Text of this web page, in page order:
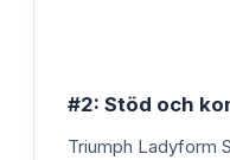
#2: Stöd och
Triumph Ladyform